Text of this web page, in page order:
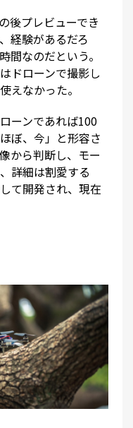
後プレビューでき
経験があるだろ
間なのだという。
ドローンで撮影し
えなかった。
ーンであれば100
ぼ、今」と形容さ
から判断し、モー
詳細は割愛する
て開発され、現在